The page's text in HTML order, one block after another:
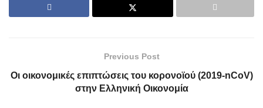
Previous Post
Οι οικονομικές επιπτώσεις του κορονοϊού (2019-nCoV)
στην Ελληνική Οικονομία